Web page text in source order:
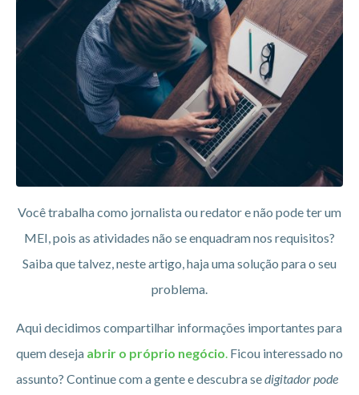
Você trabalha como jornalista ou redator e não pode ter um
MEI, pois as atividades não se enquadram nos requisitos?
Saiba que talvez, neste artigo, haja uma solução para o seu
problema.
Aqui decidimos compartilhar informações importantes para
quem deseja abrir o próprio negócio. Ficou interessado no
assunto? Continue com a gente e descubra sedigitadorpode